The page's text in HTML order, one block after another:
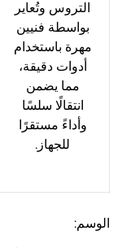
التروس وتُعاير
بواسطة فنيين
مهرة باستخدام
أدوات دقيقة،
مما يضمن
انتقالًا سلسًا
وأداءً مستقرًا
للجهاز.
الوسم: